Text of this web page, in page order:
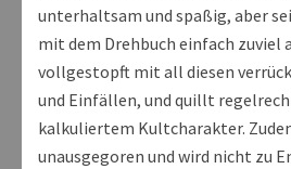
unterhaltsam und spaßig, aber
mit dem Drehbuch einfach zuviel
vollgestopft mit all diesen
und Einfällen, und quillt
kalkuliertem Kultcharakter.
unausgegoren und wird nicht zu